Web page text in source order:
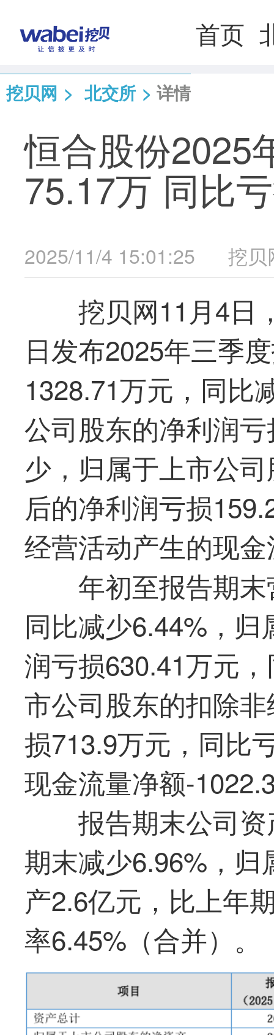
首页
挖贝网 > 北交所 > 详情
恒合股份2025
75.17万 同比
2025/11/4 15:01:25 挖贝
挖贝网11月4日
日发布2025年三季
1328.71万元，同比
公司股东的净利润
少，归属于上市公
后的净利润亏损
经营活动产生的现
年初至报告期
同比减少6.44%，
润亏损630.41万元
市公司股东的扣除
损713.9万元，同比
现金流量净额-
报告期末公司
期末减少6.96%，
产2.6亿元，比上年
率6.45%（合并）。